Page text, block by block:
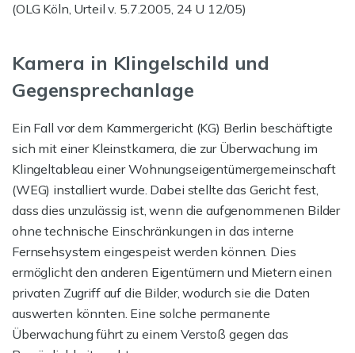
(OLG Köln, Urteil v. 5.7.2005, 24 U 12/05)
Kamera in Klingelschild und
Gegensprechanlage
Ein Fall vor dem Kammergericht (KG) Berlin beschäftigte
sich mit einer Kleinstkamera, die zur Überwachung im
Klingeltableau einer Wohnungseigentümergemeinschaft
(WEG) installiert wurde. Dabei stellte das Gericht fest,
dass dies unzulässig ist, wenn die aufgenommenen Bilder
ohne technische Einschränkungen in das interne
Fernsehsystem eingespeist werden können. Dies
ermöglicht den anderen Eigentümern und Mietern einen
privaten Zugriff auf die Bilder, wodurch sie die Daten
auswerten könnten. Eine solche permanente
Überwachung führt zu einem Verstoß gegen das